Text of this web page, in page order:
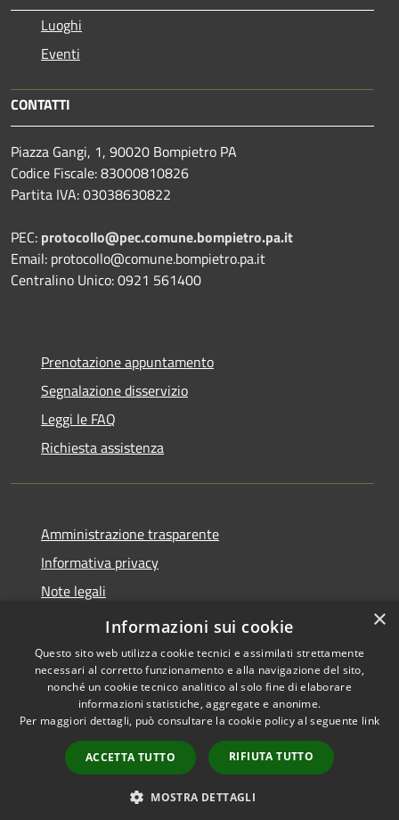
Luoghi
Eventi
CONTATTI
Piazza Gangi, 1, 90020 Bompietro PA
Codice Fiscale: 83000810826
Partita IVA: 03038630822
PEC: protocollo@pec.comune.bompietro.pa.it
Email: protocollo@comune.bompietro.pa.it
Centralino Unico: 0921 561400
Prenotazione appuntamento
Segnalazione disservizio
Leggi le FAQ
Richiesta assistenza
Amministrazione trasparente
Informativa privacy
Note legali
Dichiarazione di accessibilità
Accessibilità
Copyright © 2026 • Comune di
Bompietro • Powered by
Municipium•
Accesso
redazione
×
Informazioni sui cookie
Questo sito web utilizza cookie tecnici e assimilati strettamente
necessari al corretto funzionamento e alla navigazione del sito,
nonché un cookie tecnico analitico al solo fine di elaborare
informazioni statistiche, aggregate e anonime.
Per maggiori dettagli, può consultare la cookie policy al seguente link
ACCETTA TUTTO RIFIUTA TUTTO
MOSTRA DETTAGLI